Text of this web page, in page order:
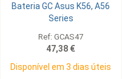
Bateria GC Asus K56, A56
Series
Ref: GCAS47
47,38 €
Disponível em 3 dias úteis